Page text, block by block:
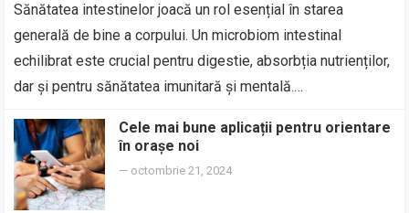
Sănătatea intestinelor joacă un rol esențial în starea
generală de bine a corpului. Un microbiom intestinal
echilibrat este crucial pentru digestie, absorbția nutrienților,
dar și pentru sănătatea imunitară și mentală.…
Cele mai bune aplicații pentru orientare
în orașe noi
— octombrie 21, 2024